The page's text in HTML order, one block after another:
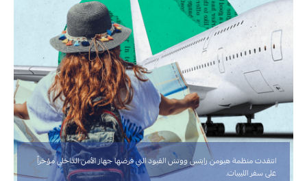
انتقدت منظمة هيومن رايتس ووتش القيود التي فرضها جهاز الأمن الداخلي مؤخراً
على سفر الليبيات.